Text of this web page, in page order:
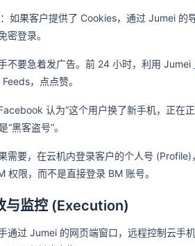
：如果客户提供了 Cookies，通过 Jumei 的
密登录。
不要急着发广告。前 24 小时，利用 Jumei
，点点赞。
认为“这个用户换了新手机，正在
“黑客盗号”。
需要，在云机内登录客户的个人号 (Profile)
权限，而不是直接登录 BM 账号。
与监控 (Execution)
通过 Jumei 的网页端窗口，远程控制云手